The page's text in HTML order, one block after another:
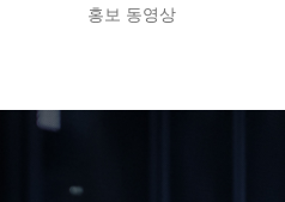
홍보 동영상